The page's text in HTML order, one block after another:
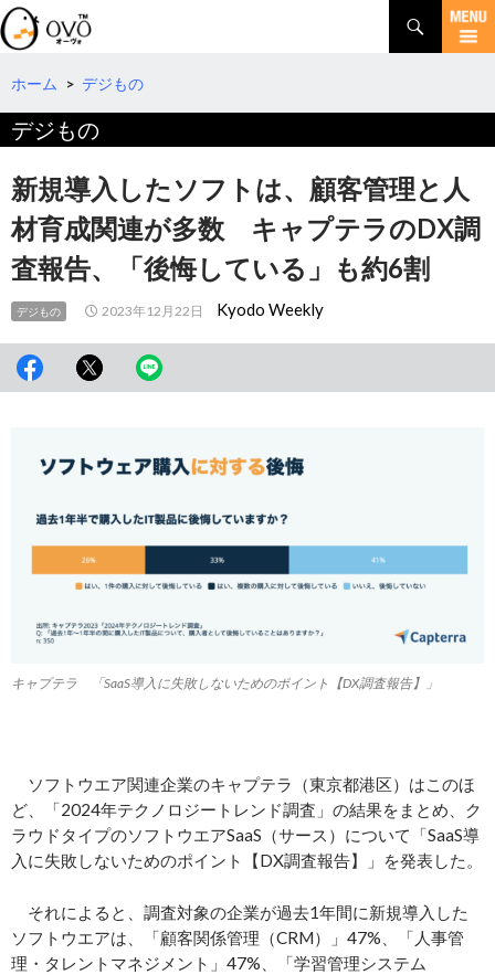
検
索
コ
テ
ツ
へ
移
動
ホーム > デジもの
デジもの
新規導入したソフトは、顧客管理と人
材育成関連が多数 キャプテラのDX調
査報告、「後悔している」も約6割
デジもの 2023年12月22日 Kyodo Weekly
キャプテラ 「SaaS導入に失敗しないためのポイント【DX調査報告】」
ソフトウエア関連企業のキャプテラ（東京都港区）はこのほ
ど、「2024年テクノロジートレンド調査」の結果をまとめ、ク
ラウドタイプのソフトウエアSaaS（サース）について「SaaS導
入に失敗しないためのポイント【DX調査報告】」を発表した。
それによると、調査対象の企業が過去1年間に新規導入した
ソフトウエアは、「顧客関係管理（CRM）」47%、「人事管
理・タレントマネジメント」47%、「学習管理システム